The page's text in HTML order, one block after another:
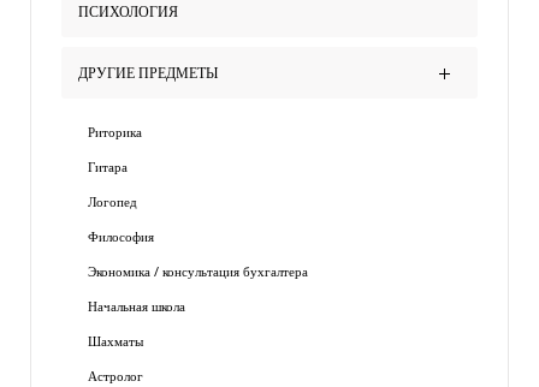
ПСИХОЛОГИЯ
ДРУГИЕ ПРЕДМЕТЫ
Риторика
Гитара
Логопед
Философия
Экономика / консультация бухгалтера
Начальная школа
Шахматы
Астролог